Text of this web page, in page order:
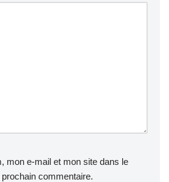
mon e-mail et mon site dans le
commentaire.